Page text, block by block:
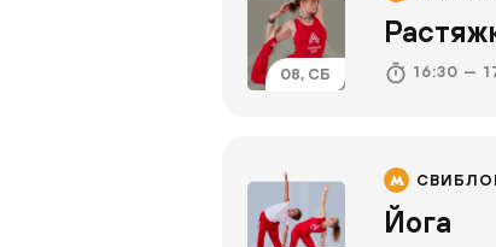
08, СБ 16:30 —
Йога